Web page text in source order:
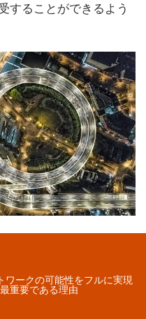
することができるよう
ークの可能性をフルに実現
重要である理由